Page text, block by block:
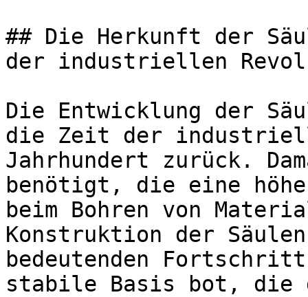
## Die Herkunft der
der industriellen
Die Entwicklung der
die Zeit der
Jahrhundert zurück.
benötigt, die eine
beim Bohren von
Konstruktion der
bedeutenden
stabile Basis bot, die